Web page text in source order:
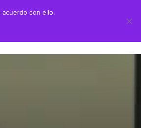
EN LA HISTORIA
institucional
con ello.